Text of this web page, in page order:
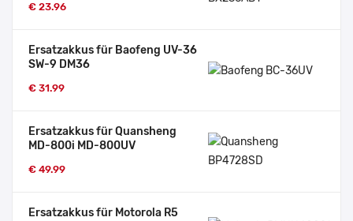
€ 23.96
Ersatzakkus für Baofeng UV-36
SW-9 DM36
€ 31.99
Ersatzakkus für Quansheng
MD-800i MD-800UV
€ 49.99
Ersatzakkus für Motorola R5